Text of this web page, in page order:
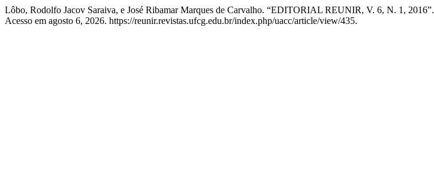
Lôbo, Rodolfo Jacov Saraiva, e José Ribamar Marques de Carvalho. “EDITORIAL REUNIR, V. 6, N. 1, 2016”.
Acesso em agosto 6, 2026. https://reunir.revistas.ufcg.edu.br/index.php/uacc/article/view/435.